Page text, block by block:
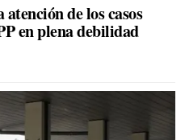
de los casos
en plena debilidad